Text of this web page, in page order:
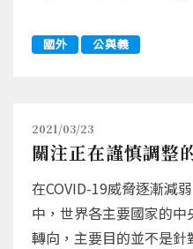
國外 公與義
2021/03/23
關注正在謹慎調整
在COVID-19威脅逐漸減
中，世界各主要國家的
轉向，主要目的並不是